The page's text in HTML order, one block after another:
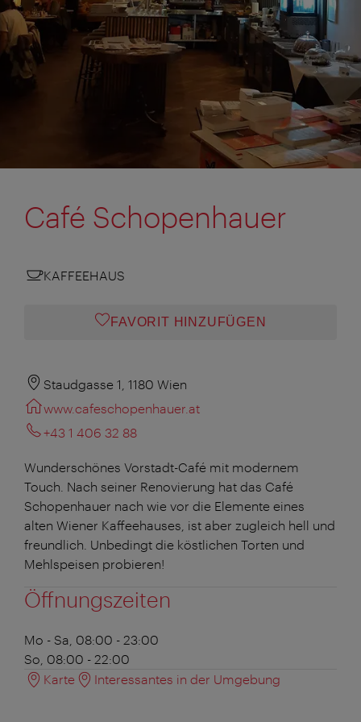
Café Schopenhauer
KAFFEEHAUS
FAVORIT HINZUFÜGEN
Staudgasse 1, 1180 Wien
www.cafeschopenhauer.at
+43 1 406 32 88
Wunderschönes Vorstadt-Café mit modernem
Touch. Nach seiner Renovierung hat das Café
Schopenhauer nach wie vor die Elemente eines
alten Wiener Kaffeehauses, ist aber zugleich hell und
freundlich. Unbedingt die köstlichen Torten und
Mehlspeisen probieren!
Öffnungszeiten
Mo - Sa, 08:00 - 23:00
So, 08:00 - 22:00
Karte
Interessantes in der Umgebung